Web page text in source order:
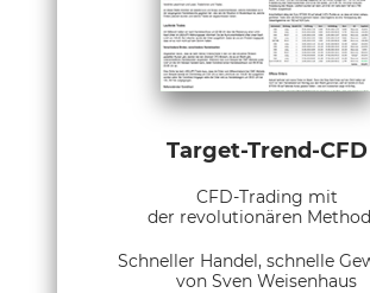
Target-Trend-CFD
CFD-Trading mit
der revolutionären
Schneller Handel, schnelle
von Sven Weisenhaus